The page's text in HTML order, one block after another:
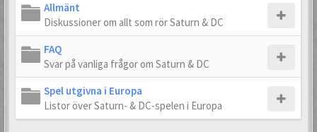
Allmänt
Diskussioner om allt som rör Saturn & DC
FAQ
Svar på vanliga frågor om Saturn & DC
Spel utgivna i Europa
Listor över Saturn- & DC-spelen i Europa